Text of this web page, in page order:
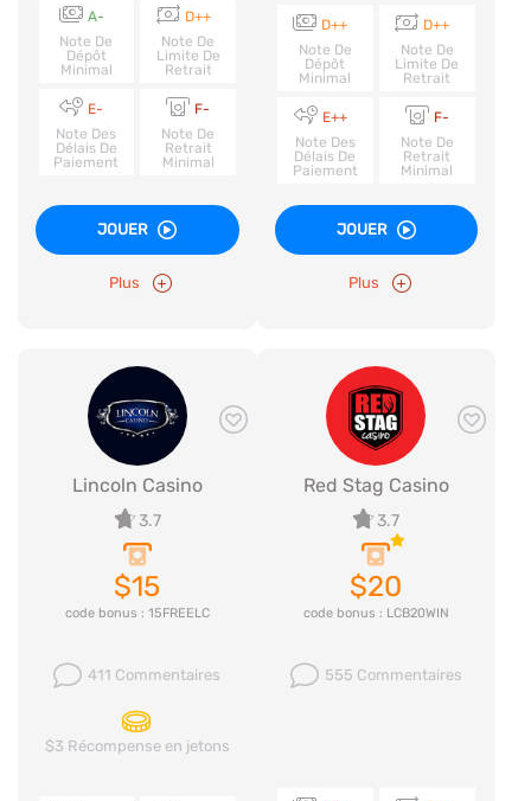
A-
Note De
Dépôt
Minimal
D++
Note De
Limite De
Retrait
E-
Note Des
Délais De
Paiement
F-
Note De
Retrait
Minimal
Plus
JOUER
D++
Note De
Dépôt
Minimal
D++
Note De
Limite De
Retrait
E++
Note Des
Délais De
Paiement
F-
Note De
Retrait
Minimal
Plus
JOUER
Lincoln Casino
3.7
$15
code bonus : 15FREELC
$3 Récompense en jetons
411 Commentaires
Red Stag Casino
3.7
$20
code bonus : LCB20WIN
555 Commentaires